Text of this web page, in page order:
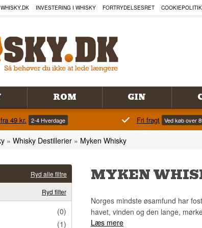
INVESTERING I WHISKY FORTRYDELSESRET COOKIEPOLITIK
ROM GIN
49 kr. 2-4 Hverdage Fri fragt Ved køb over
» Whisky Destillerier » Myken Whisky
Ryd alle filtre
Ryd filter
(0)
(1)
MYKEN
Norges mindste øsamfund har
havet, vinden og den lange,
Læs mere